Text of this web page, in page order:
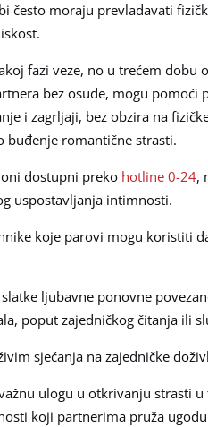
često moraju prevladavati
fazi veze, no u trećem dobu
bez osude, mogu
i zagrljaji, bez obzira na
romantične strasti.
dostupni preko hotline 0-24,
uspostavljanja intimnosti.
koje parovi mogu koristiti
ljubavne ponovne
poput zajedničkog čitanja ili
sjećanja na zajedničke
ulogu u otkrivanju strasti
koji partnerima pruža